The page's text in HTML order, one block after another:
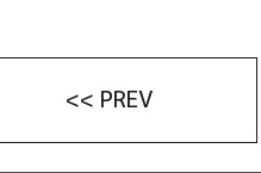
<< PREV